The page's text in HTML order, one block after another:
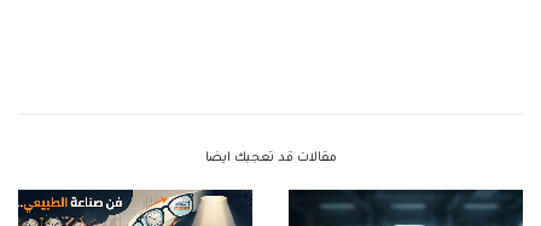
مقالات قد تعجبك ايضا